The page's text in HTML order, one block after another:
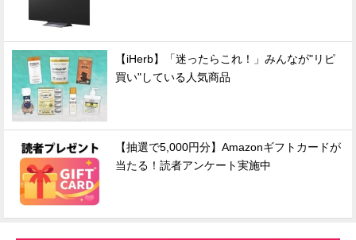
【iHerb】「迷ったらこれ！」みんなが"リピ
買い"している人気商品
【抽選で5,000円分】Amazonギフトカードが
当たる！読者アンケート実施中